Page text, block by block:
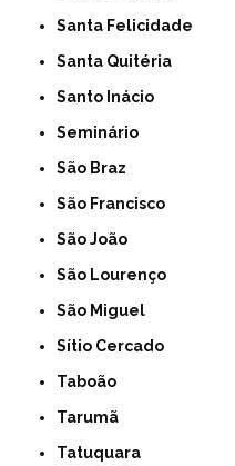
Santa Felicidade
Santa Quitéria
Santo Inácio
Seminário
São Braz
São Francisco
São João
São Lourenço
São Miguel
Sítio Cercado
Taboão
Tarumã
Tatuquara